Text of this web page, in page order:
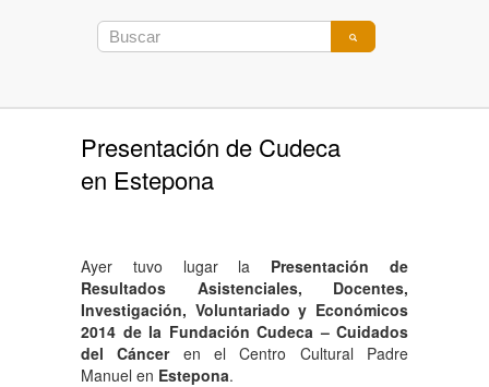
Presentación de Cudeca
en Estepona
Ayer tuvo lugar la Presentación de
Resultados Asistenciales, Docentes,
Investigación, Voluntariado y Económicos
2014 de la Fundación Cudeca – Cuidados
del Cánceren el Centro Cultural Padre
Manuel en Estepona.